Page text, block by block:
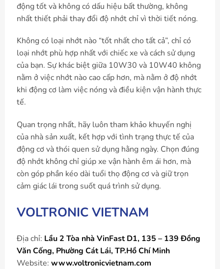
động tốt và không có dấu hiệu bất thường, không
nhất thiết phải thay đổi độ nhớt chỉ vì thời tiết nóng.
Không có loại nhớt nào “tốt nhất cho tất cả”, chỉ có
loại nhớt phù hợp nhất với chiếc xe và cách sử dụng
của bạn. Sự khác biệt giữa 10W30 và 10W40 không
nằm ở việc nhớt nào cao cấp hơn, mà nằm ở độ nhớt
khi động cơ làm việc nóng và điều kiện vận hành thực
tế.
Quan trọng nhất, hãy luôn tham khảo khuyến nghị
của nhà sản xuất, kết hợp với tình trạng thực tế của
động cơ và thói quen sử dụng hằng ngày. Chọn đúng
độ nhớt không chỉ giúp xe vận hành êm ái hơn, mà
còn góp phần kéo dài tuổi thọ động cơ và giữ trọn
cảm giác lái trong suốt quá trình sử dụng.
VOLTRONIC VIETNAM
Địa chỉ: Lầu 2 Tòa nhà VinFast D1, 135 – 139 Đồng
Văn Cống, Phường Cát Lái, TP.Hồ Chí Minh
Website: www.voltronicvietnam.com